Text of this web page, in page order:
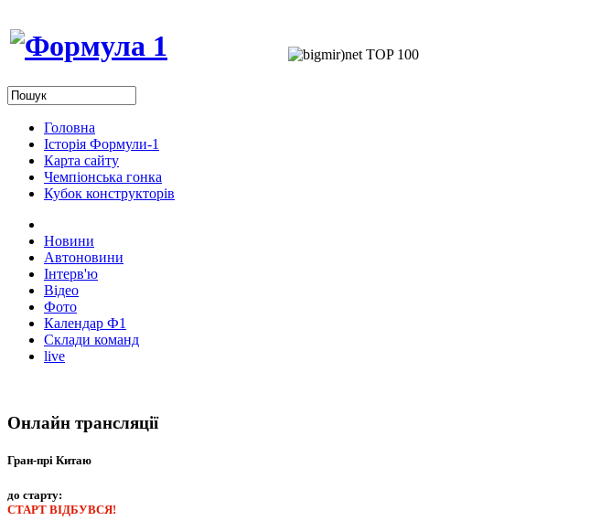
Головна
Історія Формули-1
Карта сайту
Чемпіонська гонка
Кубок конструкторів
Новини
Автоновини
Інтерв'ю
Відео
Фото
Календар Ф1
Склади команд
live
Онлайн трансляції
Гран-прі Китаю
до старту:
СТАРТ ВІДБУВСЯ!